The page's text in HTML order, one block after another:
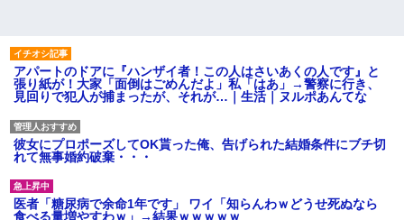
アパートのドアに『ハンザイ者！この人はさいあくの人です』と
張り紙が！大家「面倒はごめんだよ」私「はあ」→警察に行き、
見回りで犯人が捕まったが、それが…｜生活｜ヌルポあんてな
彼女にプロポーズしてOK貰った俺、告げられた結婚条件にブチ切
れて無事婚約破棄・・・
医者「糖尿病で余命1年です」 ワイ「知らんわｗどうせ死ぬなら
食べる量増やすわｗ」→結果ｗｗｗｗｗ